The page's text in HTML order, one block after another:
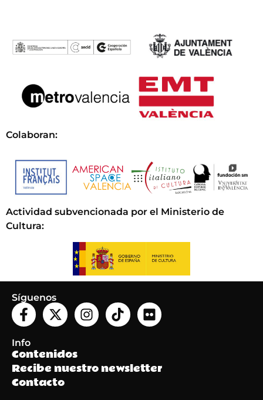
Colaboran:
Actividad subvencionada por el Ministerio de
Cultura:
Síguenos
Info
Contenidos
Recibe nuestro newsletter
Contacto